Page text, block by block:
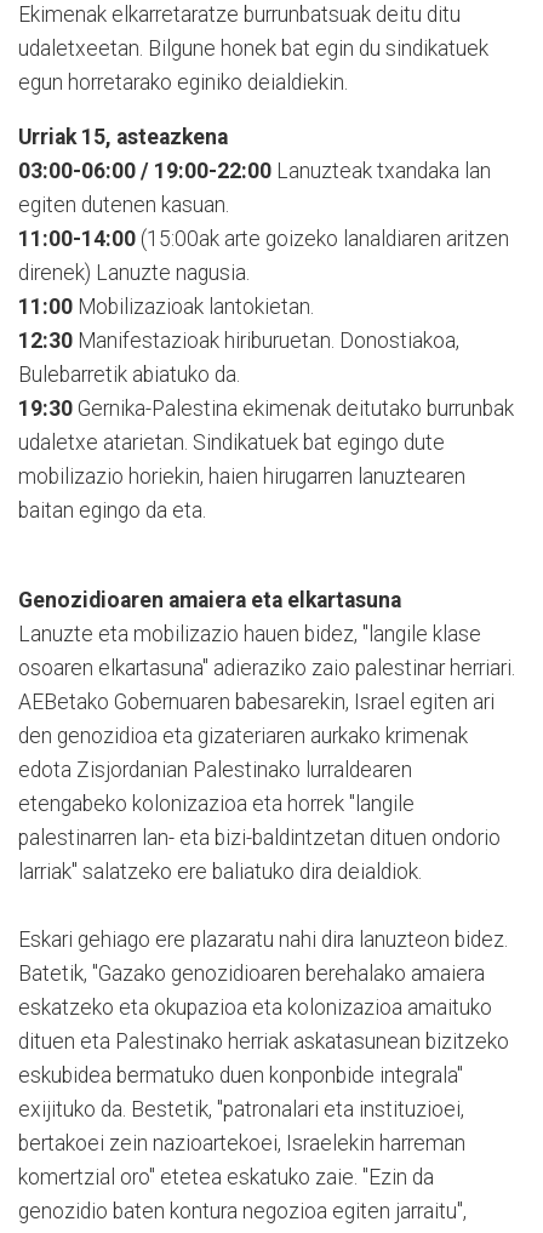
Ekimenak elkarretaratze burrunbatsuak deitu ditu
udaletxeetan. Bilgune honek bat egin du sindikatuek
egun horretarako eginiko deialdiekin.
Urriak 15, asteazkena
03:00-06:00 / 19:00-22:00 Lanuzteak txandaka lan
egiten dutenen kasuan.
11:00-14:00 (15:00ak arte goizeko lanaldiaren aritzen
direnek) Lanuzte nagusia.
11:00 Mobilizazioak lantokietan.
12:30 Manifestazioak hiriburuetan. Donostiakoa,
Bulebarretik abiatuko da.
19:30 Gernika-Palestina ekimenak deitutako burrunbak
udaletxe atarietan. Sindikatuek bat egingo dute
mobilizazio horiekin, haien hirugarren lanuztearen
baitan egingo da eta.
Genozidioaren amaiera eta elkartasuna
Lanuzte eta mobilizazio hauen bidez, "langile klase
osoaren elkartasuna" adieraziko zaio palestinar herriari.
AEBetako Gobernuaren babesarekin, Israel egiten ari
den genozidioa eta gizateriaren aurkako krimenak
edota Zisjordanian Palestinako lurraldearen
etengabeko kolonizazioa eta horrek "langile
palestinarren lan- eta bizi-baldintzetan dituen ondorio
larriak" salatzeko ere baliatuko dira deialdiok.
Eskari gehiago ere plazaratu nahi dira lanuzteon bidez.
Batetik, "Gazako genozidioaren berehalako amaiera
eskatzeko eta okupazioa eta kolonizazioa amaituko
dituen eta Palestinako herriak askatasunean bizitzeko
eskubidea bermatuko duen konponbide integrala"
exijituko da. Bestetik, "patronalari eta instituzioei,
bertakoei zein nazioartekoei, Israelekin harreman
komertzial oro" etetea eskatuko zaie. "Ezin da
genozidio baten kontura negozioa egiten jarraitu",